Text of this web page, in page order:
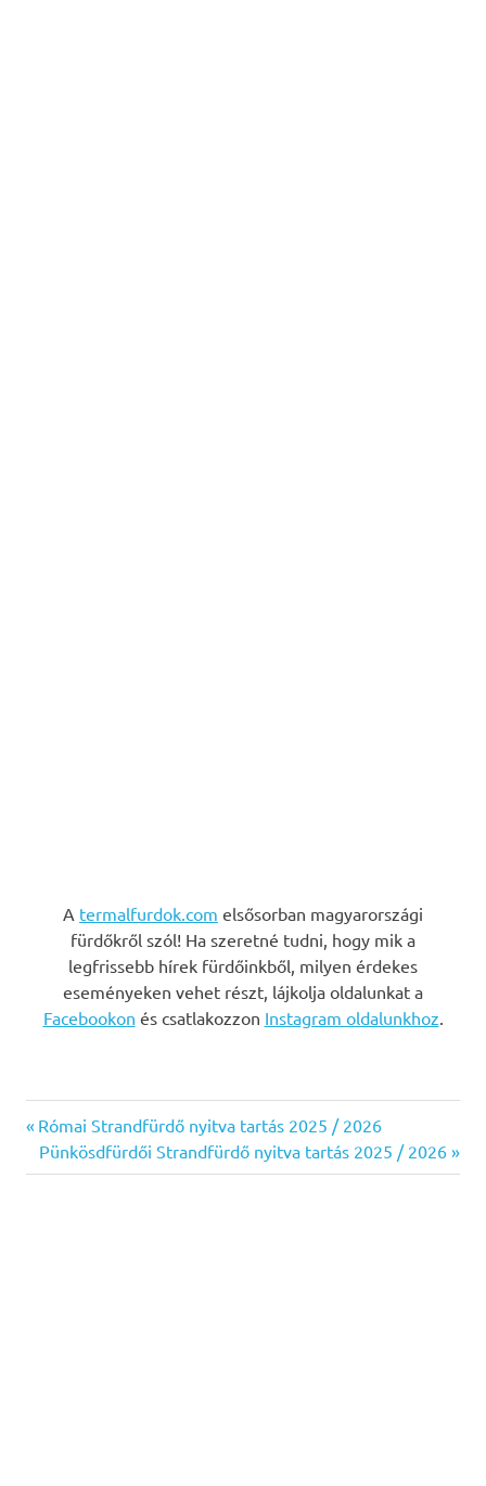
A termalfurdok.com elsősorban magyarországi
fürdőkről szól! Ha szeretné tudni, hogy mik a
legfrissebb hírek fürdőinkből, milyen érdekes
eseményeken vehet részt, lájkolja oldalunkat a
Facebookon és csatlakozzon Instagram oldalunkhoz.
Bejegyzés
navigáció
Previous
Post:
Római Strandfürdő nyitva tartás 2025 / 2026
Next
Post:
Pünkösdfürdői Strandfürdő nyitva tartás 2025 / 2026